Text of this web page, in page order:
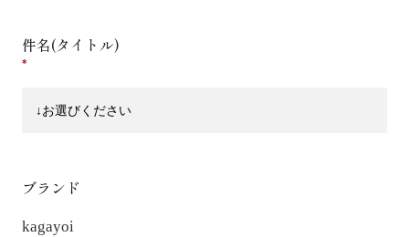
件名(タイトル)
ブランド
kagayoi